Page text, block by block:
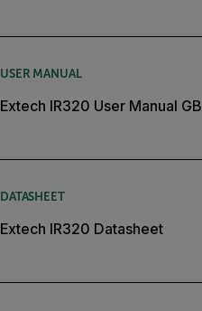
USER MANUAL
Extech IR320 User Manual GB
DATASHEET
Extech IR320 Datasheet